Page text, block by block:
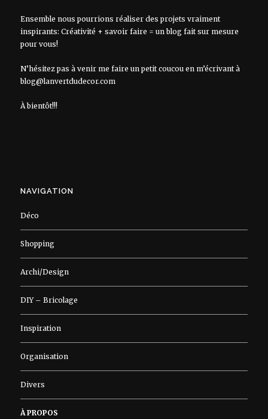
Ensemble nous pourrions réaliser des projets vraiment
inspirants: Créativité + savoir faire = un blog fait sur mesure
pour vous!
N’hésitez pas à venir me faire un petit coucou en m’écrivant à
blog@lanvertdudecor.com
À bientôt!!!
NAVIGATION
Déco
Shopping
Archi/Design
DIY – Bricolage
Inspiration
Organisation
Divers
À PROPOS